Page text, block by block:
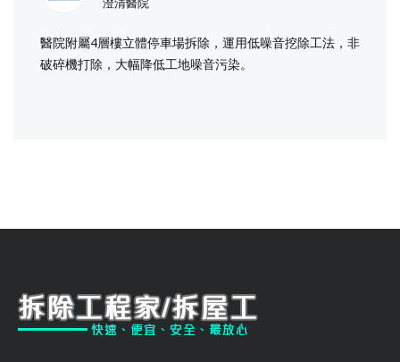
醫院附屬4層樓立體停車場拆除，運用低噪音挖除工法，非
破碎機打除，大幅降低工地噪音污染。